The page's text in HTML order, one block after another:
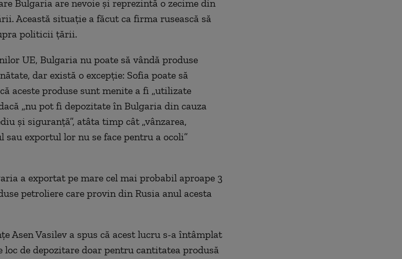
Bulgaria are nevoie și reprezintă o zecime din
Această situație a făcut ca firma rusească să
politicii țării.
UE, Bulgaria nu poate să vândă produse
dar există o excepție: Sofia poate să
aceste produse sunt menite a fi „utilizate
„nu pot fi depozitate în Bulgaria din cauza
și siguranță”, atâta timp cât „vânzarea,
exportul lor nu se face pentru a ocoli”
a exportat pe mare cel mai probabil aproape 3
petroliere care provin din Rusia anul acesta
Asen Vasilev a spus că acest lucru s-a întâmplat
loc de depozitare doar pentru cantitatea produsă